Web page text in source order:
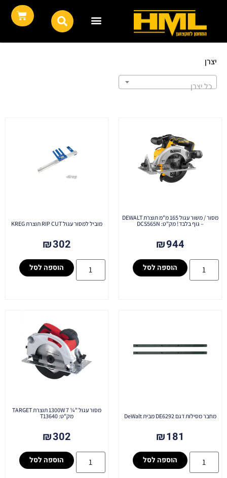
יצרן
כל יצרן
מסור / משור עגול 165 מ"מ תוצרת DEWALT
– גוף בלבד! מק"ט: DCS565N
₪944
הוספה לסל
מוביל למסור עגול RIP CUT תוצרת KREG
₪302
הוספה לסל
מחבר מסילות דגם DE6292 מבית DeWalt
₪181
הוספה לסל
מסור עגול "¼ 7 1300W תוצרת TARGET
מק"ט: T13640
₪302
הוספה לסל